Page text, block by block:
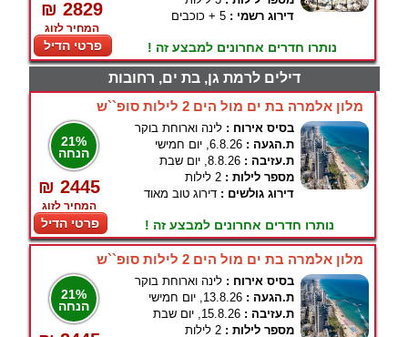
₪ 2829
המחיר לזוג
פרטי הדיל
דירוג רשמי : 5 + כוכבים
נותרו חדרים אחרונים למבצע זה !
דילים לרמת גן, בת ים, רחובות
מלון אלמרה בת ים מול הים 2 לילות סופ``ש
21%
הנחה
₪ 2445
המחיר לזוג
פרטי הדיל
בסיס אירוח : לינה וארוחת בוקר
ת.הגעה : 6.8.26, יום חמישי
ת.עזיבה : 8.8.26, יום שבת
מספר לילות : 2 לילות
דירוג גולשים : דירוג טוב מאוד
נותרו חדרים אחרונים למבצע זה !
מלון אלמרה בת ים מול הים 2 לילות סופ``ש
21%
הנחה
בסיס אירוח : לינה וארוחת בוקר
ת.הגעה : 13.8.26, יום חמישי
ת.עזיבה : 15.8.26, יום שבת
מספר לילות : 2 לילות